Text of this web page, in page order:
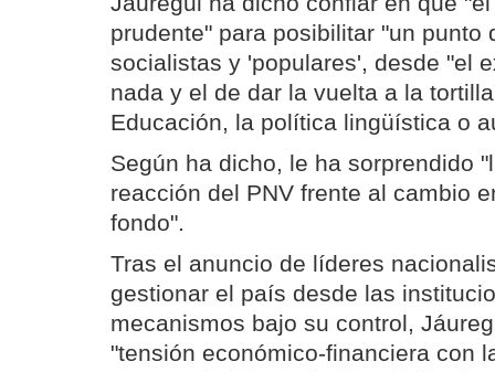
prudente" para posibilitar "un punto
socialistas y 'populares', desde "el
nada y el de dar la vuelta a la
Educación, la política lingüística o
Según ha dicho, le ha sorprendido
reacción del PNV frente al cambio
fondo".
Tras el anuncio de líderes
gestionar el país desde las
mecanismos bajo su control,
"tensión económico-financiera con